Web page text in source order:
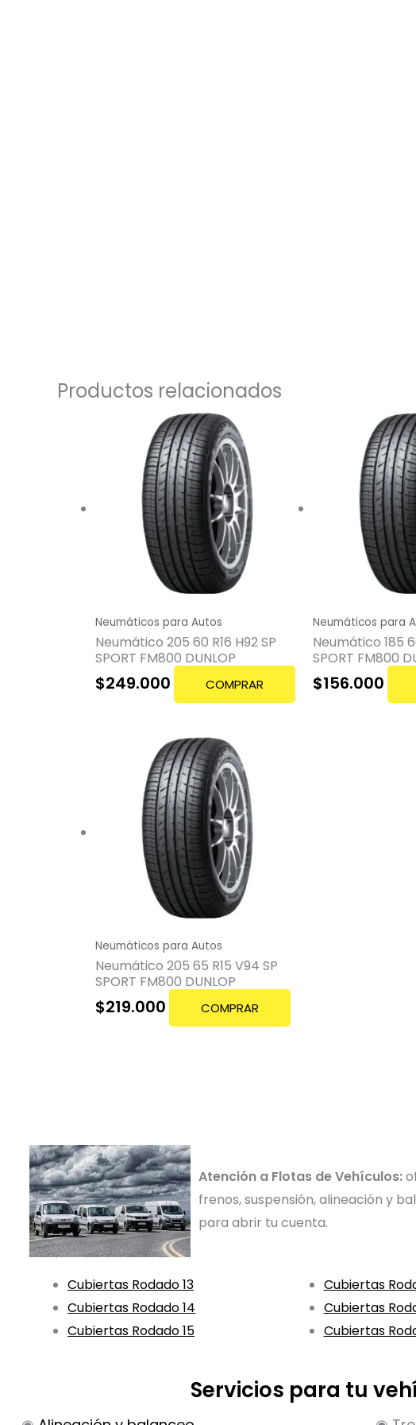
Productos relacionados
Neumáticos para Autos
Neumático 205 60 R16 H92 SP
SPORT FM800 DUNLOP
$249.000 COMPRAR
Neumáticos para
Neumático 185
SPORT FM800
$156.000
Neumáticos para Autos
Neumático 205 65 R15 V94 SP
SPORT FM800 DUNLOP
$219.000 COMPRAR
Atención a Flotas de Vehículos:
frenos, suspensión, alineación y
para abrir tu cuenta.
Cubiertas Rodado 13
Cubiertas Rodado 14
Cubiertas Rodado 15
Cubiertas
Cubiertas
Cubiertas
Servicios para tu